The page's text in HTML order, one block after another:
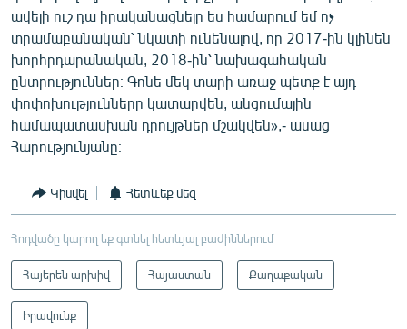
ավելի ուշ դա իրականացնելը ես համարում եմ ոչ
տրամաբանական՝ նկատի ունենալով, որ 2017-ին կլինեն
խորհրդարանական, 2018-ին՝ նախագահական
ընտրություններ։ Գոնե մեկ տարի առաջ պետք է այդ
փոփոխությունները կատարվեն, անցումային
համապատասխան դրույթներ մշակվեն»,- ասաց
Հարությունյանը։
Կիսվել Հետևեք մեզ
Հոդվածը կարող եք գտնել հետևյալ բաժիններում
Հայերեն արխիվ Հայաստան Քաղաքական
Իրավունք